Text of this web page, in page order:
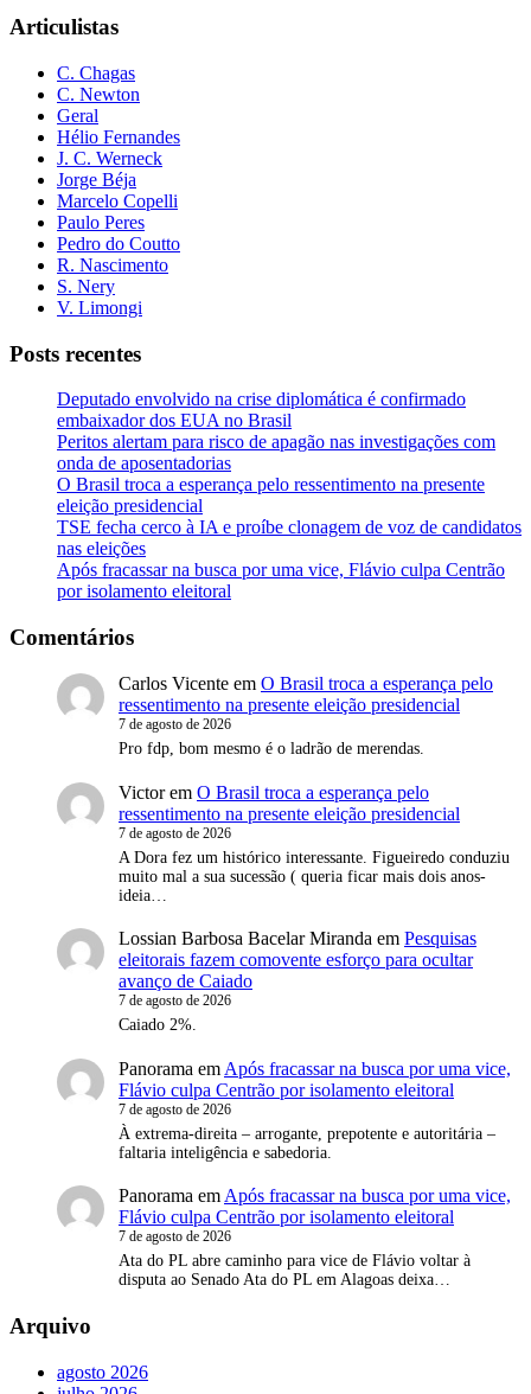
Articulistas
C. Chagas
C. Newton
Geral
Hélio Fernandes
J. C. Werneck
Jorge Béja
Marcelo Copelli
Paulo Peres
Pedro do Coutto
R. Nascimento
S. Nery
V. Limongi
Posts recentes
Deputado envolvido na crise diplomática é confirmado
embaixador dos EUA no Brasil
Peritos alertam para risco de apagão nas investigações com
onda de aposentadorias
O Brasil troca a esperança pelo ressentimento na presente
eleição presidencial
TSE fecha cerco à IA e proíbe clonagem de voz de candidatos
nas eleições
Após fracassar na busca por uma vice, Flávio culpa Centrão
por isolamento eleitoral
Comentários
Carlos Vicente em O Brasil troca a esperança pelo
ressentimento na presente eleição presidencial
7 de agosto de 2026
Pro fdp, bom mesmo é o ladrão de merendas.
Victorem O Brasil troca a esperança pelo
ressentimento na presente eleição presidencial
7 de agosto de 2026
A Dora fez um histórico interessante. Figueiredo conduziu
muito mal a sua sucessão ( queria ficar mais dois anos-
ideia…
Lossian Barbosa Bacelar Miranda em Pesquisas
eleitorais fazem comovente esforço para ocultar
avanço de Caiado
7 de agosto de 2026
Caiado 2%.
Panorama em Após fracassar na busca por uma vice,
Flávio culpa Centrão por isolamento eleitoral
7 de agosto de 2026
À extrema-direita – arrogante, prepotente e autoritária –
faltaria inteligência e sabedoria.
Panorama em Após fracassar na busca por uma vice,
Flávio culpa Centrão por isolamento eleitoral
7 de agosto de 2026
Ata do PL abre caminho para vice de Flávio voltar à
disputa ao Senado Ata do PL em Alagoas deixa…
Arquivo
agosto 2026